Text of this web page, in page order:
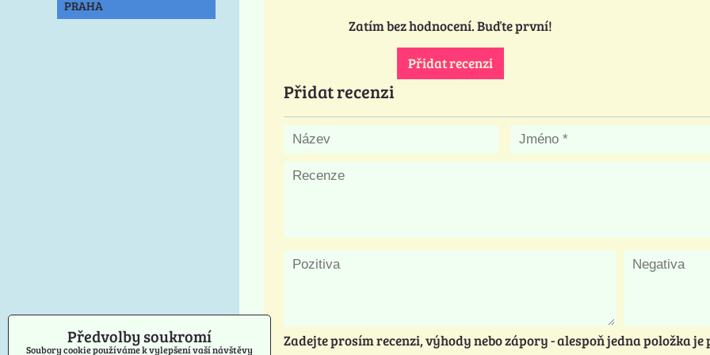
Zatím bez hodnocení. Buďte první!
Přidat recenzi
Přidat recenzi
Zadejte prosím recenzi, výhody nebo zápory - alespoň jedna položka je
PRAHA
Předvolby soukromí
Soubory cookie používáme k vylepšení vaší návštěvy